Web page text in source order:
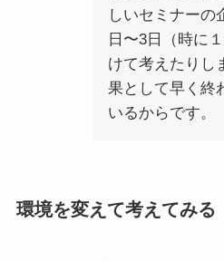
しいセミナーの
日〜3日（時に
けて考えたりし
果として早く終
いるからです。
環境を変えて考えてみる